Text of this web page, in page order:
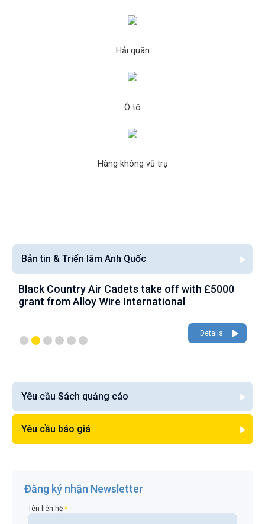
Hải quân
Ô tô
Hàng không vũ trụ
Bản tin & Triển lãm Anh Quốc
Black Country Air Cadets take off with £5000
grant from Alloy Wire International
Details
Yêu cầu Sách quảng cáo
Yêu cầu báo giá
Đăng ký nhận Newsletter
Tên liên hệ*